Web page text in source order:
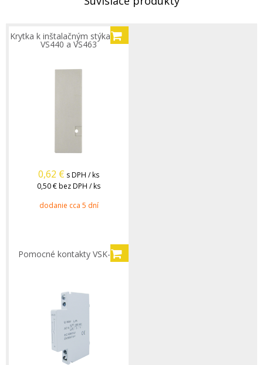
Krytka k inštalačným stýkačom
VS440 a VS463
0,62 € s DPH / ks
0,50 €bez DPH / ks
dodanie cca 5 dní
Pomocné kontakty VSK-20